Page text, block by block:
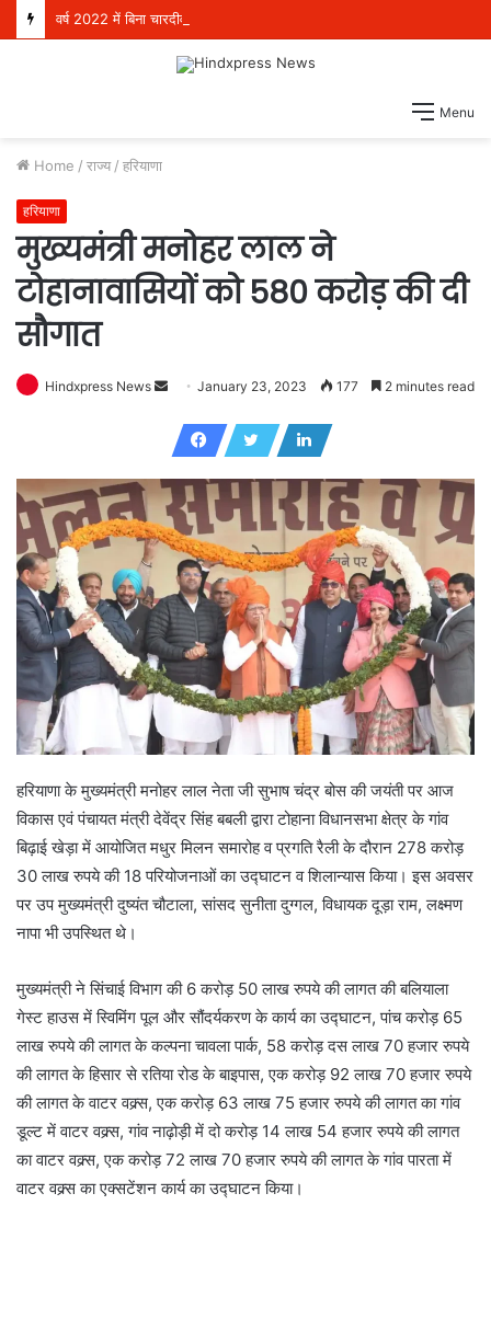
Menu
Home / राज्य / हरियाणा
हरियाणा
मुख्यमंत्री मनोहर लाल ने
टोहानावासियों को 580 करोड़ की दी
सौगात
Hindxpress News
a
n
e
m
a
i
l
January 23, 2023 177 2 minutes read
हरियाणा के मुख्यमंत्री मनोहर लाल नेता जी सुभाष चंद्र बोस की जयंती पर आज
विकास एवं पंचायत मंत्री देवेंद्र सिंह बबली द्वारा टोहाना विधानसभा क्षेत्र के गांव
बिढ़ाई खेड़ा में आयोजित मधुर मिलन समारोह व प्रगति रैली के दौरान 278 करोड़
30 लाख रुपये की 18 परियोजनाओं का उद्घाटन व शिलान्यास किया। इस अवसर
पर उप मुख्यमंत्री दुष्यंत चौटाला, सांसद सुनीता दुग्गल, विधायक दूड़ा राम, लक्ष्मण
नापा भी उपस्थित थे।
मुख्यमंत्री ने सिंचाई विभाग की 6 करोड़ 50 लाख रुपये की लागत की बलियाला
गेस्ट हाउस में स्विमिंग पूल और सौंदर्यकरण के कार्य का उद्घाटन, पांच करोड़ 65
लाख रुपये की लागत के कल्पना चावला पार्क, 58 करोड़ दस लाख 70 हजार रुपये
की लागत के हिसार से रतिया रोड के बाइपास, एक करोड़ 92 लाख 70 हजार रुपये
की लागत के वाटर वक्र्स, एक करोड़ 63 लाख 75 हजार रुपये की लागत का गांव
डूल्ट में वाटर वक्र्स, गांव नाढ़ोड़ी में दो करोड़ 14 लाख 54 हजार रुपये की लागत
का वाटर वक्र्स, एक करोड़ 72 लाख 70 हजार रुपये की लागत के गांव पारता में
वाटर वक्र्स का एक्सटेंशन कार्य का उद्घाटन किया।